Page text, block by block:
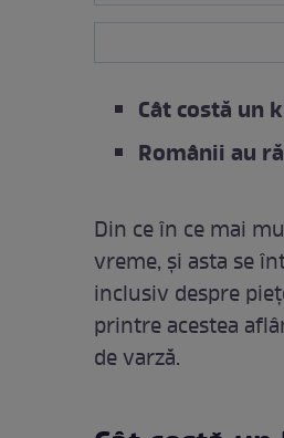
Cât costă un
Românii au
Din ce în ce mai
vreme, și asta se
inclusiv despre
printre acestea
de varză.